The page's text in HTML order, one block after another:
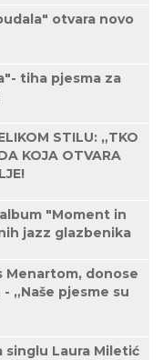
otvara novo
tiha pjesma za
STILU: „TKO
KOJA OTVARA
"Moment in
jazz glazbenika
Menartom, donose
„Naše pjesme su
singlu Laura Miletić